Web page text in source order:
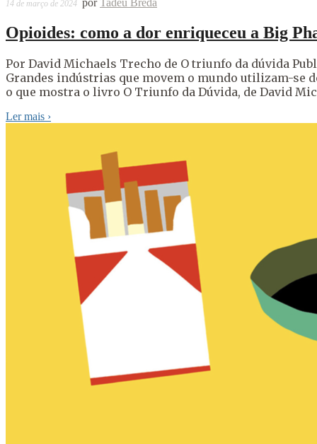
14 de março de 2024
Opioides: como a dor enriqueceu a Big
Por David Michaels Trecho de O triunfo da dúvida
Grandes indústrias que movem o mundo utilizam-se
o que mostra o livro O Triunfo da Dúvida, de David
Ler mais ›